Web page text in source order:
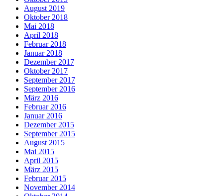
August 2019
Oktober 2018
Mai 2018
April 2018
Februar 2018
Januar 2018
Dezember 2017
Oktober 2017
September 2017
September 2016
März 2016
Februar 2016
Januar 2016
Dezember 2015
September 2015
August 2015
Mai 2015
April 2015
März 2015
Februar 2015
November 2014